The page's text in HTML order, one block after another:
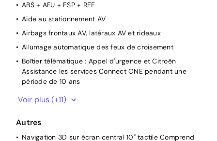
Sabots de protection Aluminium Brillant
ABS + AFU + ESP + REF
Aide au stationnement AV
Airbags frontaux AV, latéraux AV et rideaux
Allumage automatique des feux de croisement
Boîtier télématique : Appel d'urgence et Citroën
Assistance les services Connect ONE pendant une
période de 10 ans
Caméra de recul avec Top Rear Vision
Feux AR 3D à LED
Fixations ISOFIX sur les sièges passager AV et latéraux
Voir plus (+11)
Autres
Navigation 3D sur écran central 10" tactile Comprend